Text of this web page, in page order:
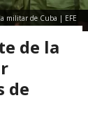
militar de Cuba | EFE
de la
de